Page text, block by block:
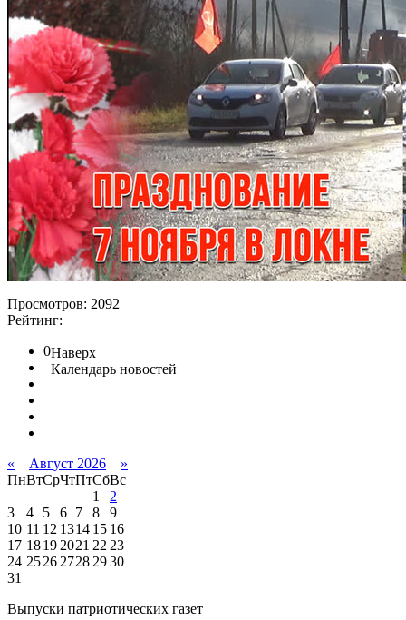
Просмотров: 2092
Рейтинг:
0Наверх
Календарь новостей
« Август 2026
»
ПнВтСрЧтПтСбВс
1
2
3
4 5 6 7 8
9
10 11 12 1314 15 16
17 18192021 2223
24 252627282930
31
Выпуски патриотических газет